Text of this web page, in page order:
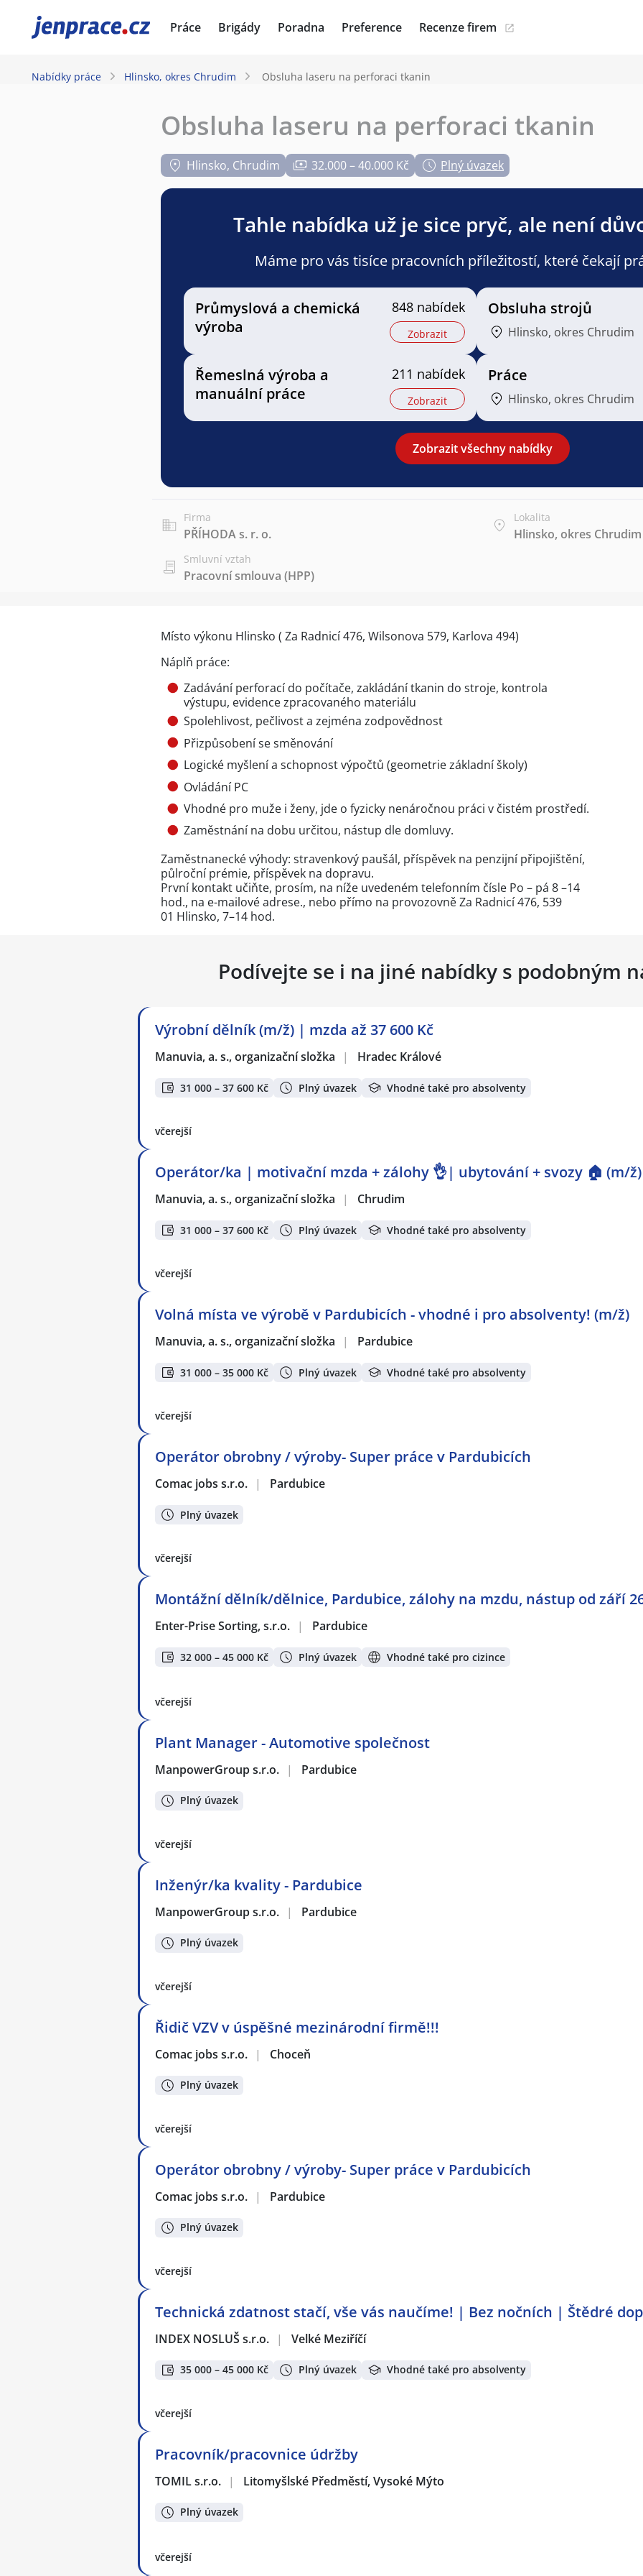
JenPráce.cz Práce Brigády Poradna Preference Recenze firem
Nabídky práce Hlinsko, okres Chrudim Obsluha laseru na perforaci tkanin
Obsluha laseru na perforaci tkanin
Hlinsko, Chrudim 32.000 – 40.000 Kč Plný úvazek
Tahle nabídka už je sice pryč, ale není
Máme pro vás tisíce pracovních příležitostí, které čekají
Průmyslová a chemická
výroba
848 nabídek
Zobrazit
Obsluha strojů
Hlinsko, okres Chrudim
Řemeslná výroba a
manuální práce
211 nabídek
Zobrazit
Práce
Hlinsko, okres Chrudim
Zobrazit všechny nabídky
Firma
PŘÍHODA s. r. o.
Lokalita
Hlinsko, okres Chrudim
Smluvní vztah
Pracovní smlouva (HPP)
Místo výkonu Hlinsko ( Za Radnicí 476, Wilsonova 579, Karlova 494)
Náplň práce:
Zadávání perforací do počítače, zakládání tkanin do stroje, kontrola
výstupu, evidence zpracovaného materiálu
Spolehlivost, pečlivost a zejména zodpovědnost
Přizpůsobení se směnování
Logické myšlení a schopnost výpočtů (geometrie základní školy)
Ovládání PC
Vhodné pro muže i ženy, jde o fyzicky nenáročnou práci v čistém prostředí.
Zaměstnání na dobu určitou, nástup dle domluvy.
Zaměstnanecké výhody: stravenkový paušál, příspěvek na penzijní připojištění,
půlroční prémie, příspěvek na dopravu.
První kontakt učiňte, prosím, na níže uvedeném telefonním čísle Po – pá 8 –14
hod., na e-mailové adrese., nebo přímo na provozovně Za Radnicí 476, 539
01 Hlinsko, 7–14 hod.
Podívejte se i na jiné nabídky s podobným
Výrobní dělník (m/ž) | mzda až 37 600 Kč
Manuvia, a. s., organizační složka | Hradec Králové
31 000 – 37 600 Kč Plný úvazek Vhodné také pro absolventy
včerejší
Operátor/ka | motivační mzda + zálohy 👌| ubytování + svozy 🏠 (m/ž)
Manuvia, a. s., organizační složka | Chrudim
31 000 – 37 600 Kč Plný úvazek Vhodné také pro absolventy
včerejší
Volná místa ve výrobě v Pardubicích - vhodné i pro absolventy! (m/ž)
Manuvia, a. s., organizační složka | Pardubice
31 000 – 35 000 Kč Plný úvazek Vhodné také pro absolventy
včerejší
Operátor obrobny / výroby- Super práce v Pardubicích
Comac jobs s.r.o. | Pardubice
Plný úvazek
včerejší
Montážní dělník/dělnice, Pardubice, zálohy na mzdu, nástup od září
Enter-Prise Sorting, s.r.o. | Pardubice
32 000 – 45 000 Kč Plný úvazek Vhodné také pro cizince
včerejší
Plant Manager - Automotive společnost
ManpowerGroup s.r.o. | Pardubice
Plný úvazek
včerejší
Inženýr/ka kvality - Pardubice
ManpowerGroup s.r.o. | Pardubice
Plný úvazek
včerejší
Řidič VZV v úspěšné mezinárodní firmě!!!
Comac jobs s.r.o. | Choceň
Plný úvazek
včerejší
Operátor obrobny / výroby- Super práce v Pardubicích
Comac jobs s.r.o. | Pardubice
Plný úvazek
včerejší
Technická zdatnost stačí, vše vás naučíme! | Bez nočních | Štědré
INDEX NOSLUŠ s.r.o. | Velké Meziříčí
35 000 – 45 000 Kč Plný úvazek Vhodné také pro absolventy
včerejší
Pracovník/pracovnice údržby
TOMIL s.r.o. | Litomyšlské Předměstí, Vysoké Mýto
Plný úvazek
včerejší